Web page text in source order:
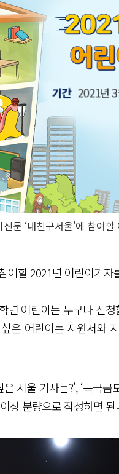
문 ‘내친구서울’에 참여
여할 2021년 어린이기자
년 어린이는 누구나 신
은 어린이는 지원서와
서울 기사는?’, ‘북극
상 분량으로 작성하면 된